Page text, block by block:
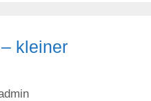
kleiner